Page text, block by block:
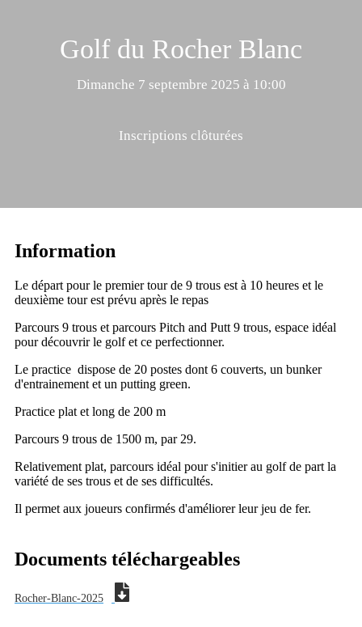
Golf du Rocher Blanc
Dimanche 7 septembre 2025 à 10:00
Inscriptions clôturées
Information
Le départ pour le premier tour de 9 trous est à 10 heures et le
deuxième tour est prévu après le repas
Parcours 9 trous et parcours Pitch and Putt 9 trous, espace idéal
pour découvrir le golf et ce perfectionner.
Le practice dispose de 20 postes dont 6 couverts, un bunker
d'entrainement et un putting green.
Practice plat et long de 200 m
Parcours 9 trous de 1500 m, par 29.
Relativement plat, parcours idéal pour s'initier au golf de part la
variété de ses trous et de ses difficultés.
Il permet aux joueurs confirmés d'améliorer leur jeu de fer.
Documents téléchargeables
Rocher-Blanc-2025